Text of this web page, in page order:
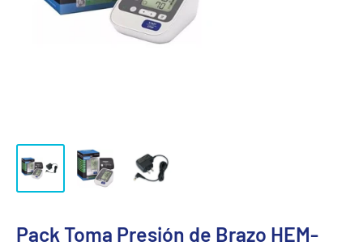
Pack Toma Presión de Brazo HEM-